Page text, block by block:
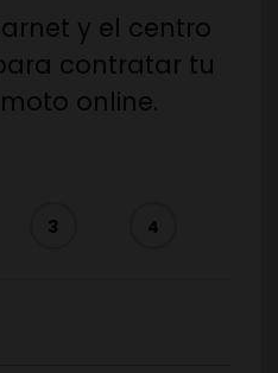
y el centro
contratar tu
online.
3 4